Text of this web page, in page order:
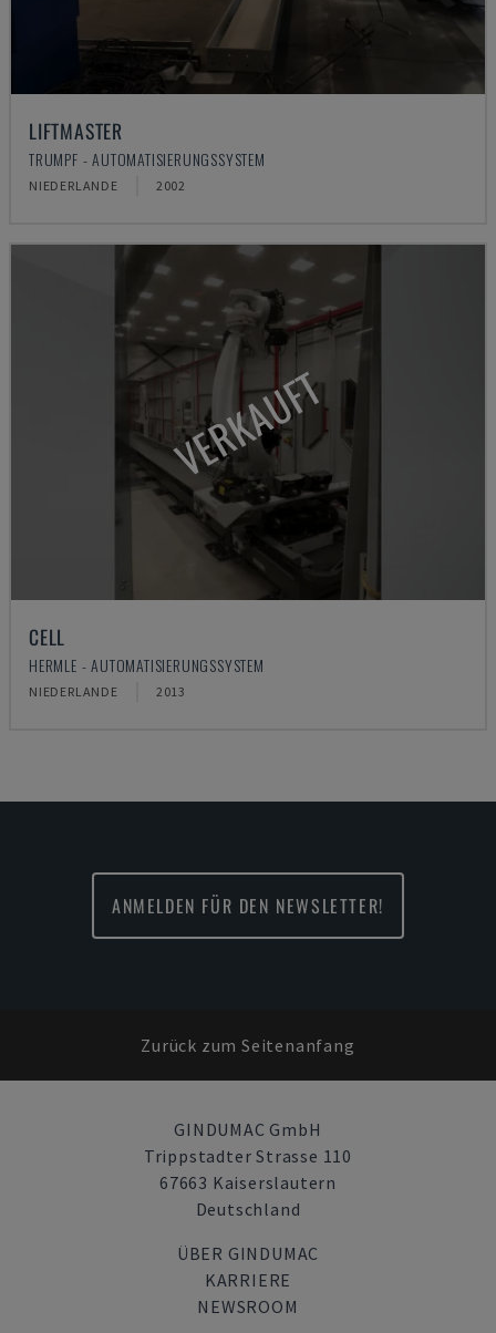
LIFTMASTER
TRUMPF - AUTOMATISIERUNGSSYSTEM
NIEDERLANDE 2002
VERKAUFT
CELL
HERMLE - AUTOMATISIERUNGSSYSTEM
NIEDERLANDE 2013
ANMELDEN FÜR DEN NEWSLETTER!
Zurück zum Seitenanfang
GINDUMAC GmbH
Trippstadter Strasse 110
67663 Kaiserslautern
Deutschland
ÜBER GINDUMAC
KARRIERE
NEWSROOM